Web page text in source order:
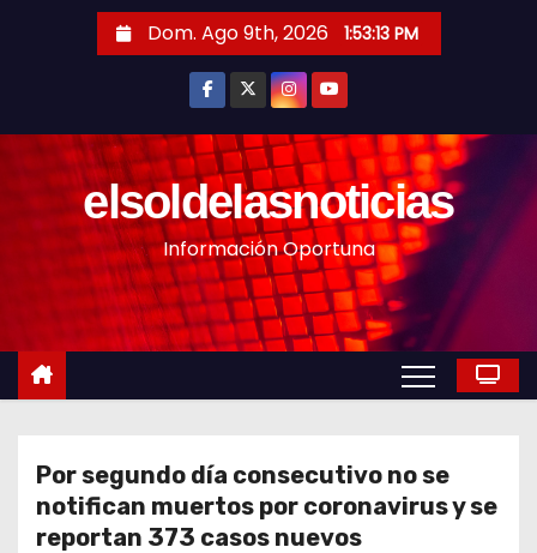
n
Dom. Ago 9th, 2026 1:53:15 PM
elsoldelasnoticias
Información Oportuna
Por segundo día consecutivo no se
notifican muertos por coronavirus y se
reportan 373 casos nuevos